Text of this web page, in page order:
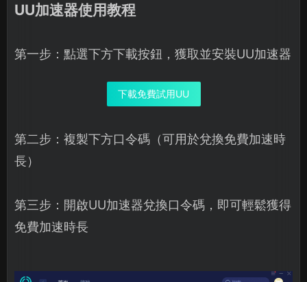
UU加速器使用教程
第一步：點選下方下載按鈕，獲取並安裝UU加速器
下載免費試用UU
第二步：複製下方口令碼（可用於兌換免費加速時
長）
第三步：開啟UU加速器兌換口令碼，即可輕鬆獲得
免費加速時長